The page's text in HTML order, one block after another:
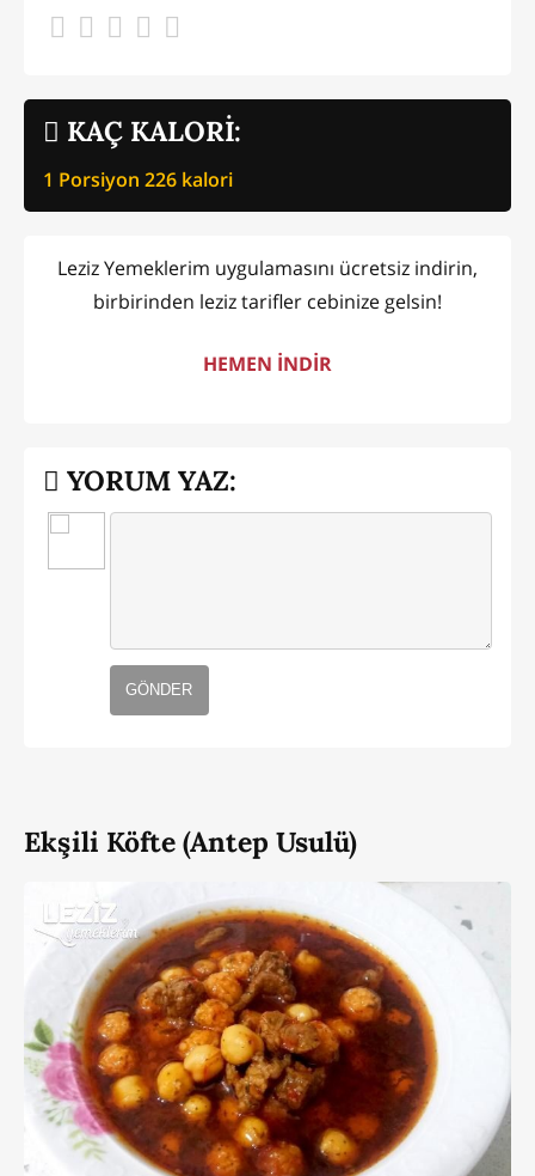
KAÇ KALORİ:
1 Porsiyon 226 kalori
Leziz Yemeklerim uygulamasını ücretsiz indirin,
birbirinden leziz tarifler cebinize gelsin!
HEMEN İNDİR
YORUM YAZ:
GÖNDER
Ekşili Köfte (Antep Usulü)